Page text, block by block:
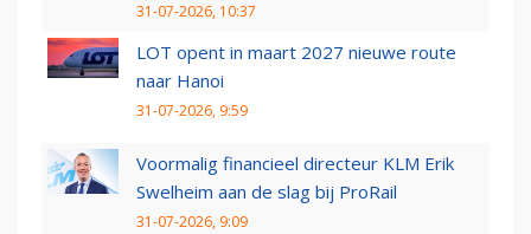
31-07-2026, 10:37
LOT opent in maart 2027 nieuwe route
naar Hanoi
31-07-2026, 9:59
Voormalig financieel directeur KLM Erik
Swelheim aan de slag bij ProRail
31-07-2026, 9:09